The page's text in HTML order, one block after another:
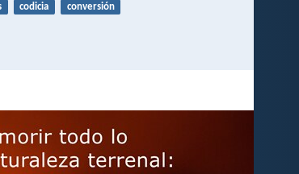
codicia conversión